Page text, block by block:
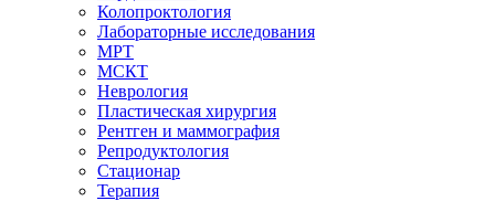
Колопроктология
Лабораторные исследования
МРТ
МСКТ
Неврология
Пластическая хирургия
Рентген и маммография
Репродуктология
Стационар
Терапия